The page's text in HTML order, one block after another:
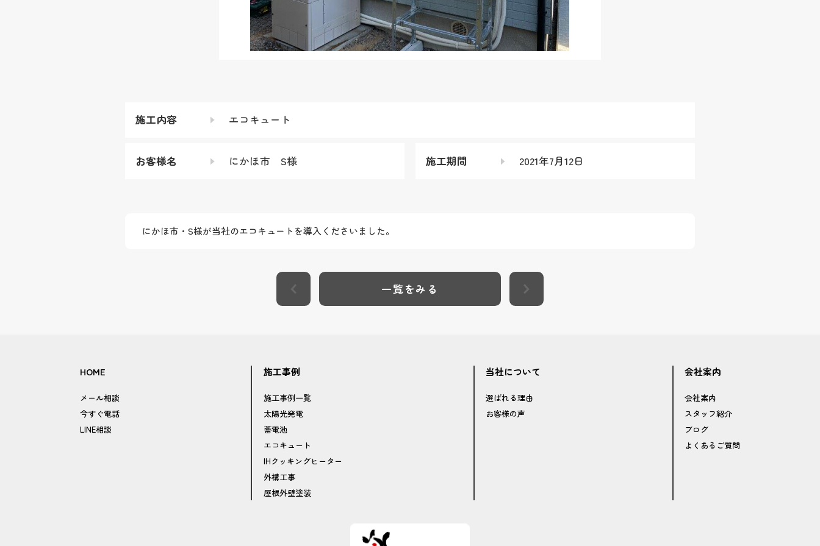
施工内容 エコキュート
お客様名 にかほ市 S様 施工期間 2021年7月12日
にかほ市・S様が当社のエコキュートを導入くださいました。
一覧をみる
HOME
メール相談
今すぐ電話
LINE相談
施工事例
施工事例一覧
太陽光発電
蓄電池
エコキュート
IHクッキングヒーター
外構工事
屋根外壁塗装
当社について
選ばれる理由
お客様の声
会社案内
会社案内
スタッフ紹介
ブログ
よくあるご質問